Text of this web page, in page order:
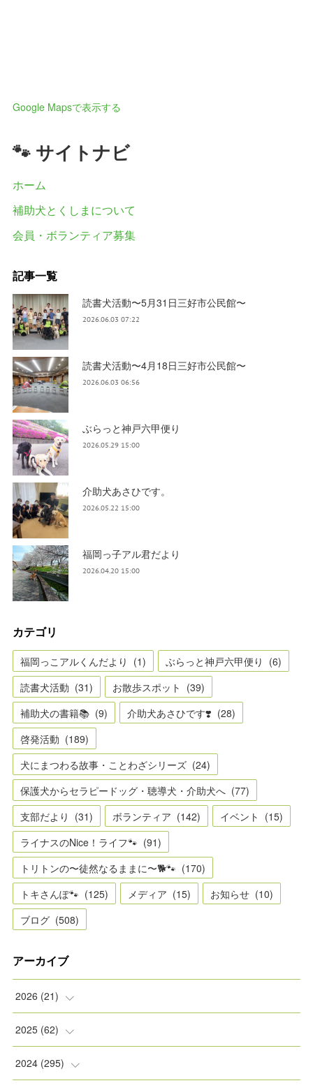
Google Mapsで表示する
🐾 サイトナビ
ホーム
補助犬とくしまについて
会員・ボランティア募集
記事一覧
読書犬活動〜5月31日三好市公民館〜
2026.06.03 07:22
読書犬活動〜4月18日三好市公民館〜
2026.06.03 06:56
ぶらっと神戸六甲便り
2026.05.29 15:00
介助犬あさひです。
2026.05.22 15:00
福岡っ子アル君だより
2026.04.20 15:00
カテゴリ
福岡っこアルくんだより (1) ぶらっと神戸六甲便り (6)
読書犬活動 (31) お散歩スポット (39)
補助犬の書籍📚 (9) 介助犬あさひです❣️ (28)
啓発活動 (189)
犬にまつわる故事・ことわざシリーズ (24)
保護犬からセラピードッグ・聴導犬・介助犬へ (77)
支部だより (31) ボランティア (142) イベント (15)
ライナスのNice！ライフ🐾 (91)
トリトンの〜徒然なるままに〜🐕🐾 (170)
トキさんぽ🐾 (125) メディア (15) お知らせ (10)
ブログ (508)
アーカイブ
2026 (21)
(2)
(2)
2025 (62)
(8)
2024 (295)